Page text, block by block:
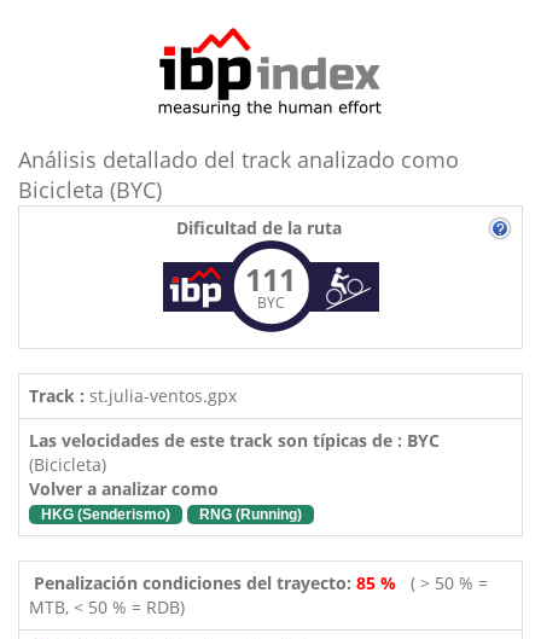
Análisis detallado del track analizado como
Bicicleta (BYC)
Dificultad de la ruta
111
BYC
Track : st.julia-ventos.gpx
Las velocidades de este track son típicas de : BYC
(Bicicleta)
Volver a analizar como
HKG (Senderismo) RNG (Running)
Penalización condiciones del trayecto: 85 % ( > 50 % =
MTB, < 50 % = RDB)